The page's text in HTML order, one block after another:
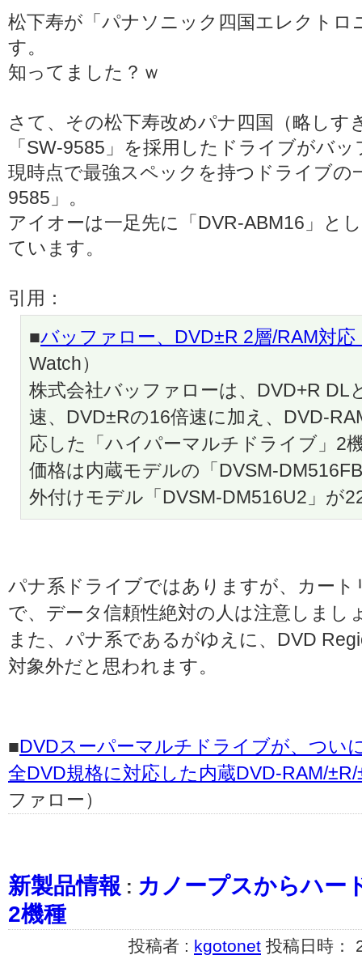
松下寿が「パナソニック四国エレクト
す。
知ってました？ｗ
さて、その松下寿改めパナ四国（略し
「SW-9585」を採用したドライブがバ
現時点で最強スペックを持つドライブの
9585」。
アイオーは一足先に「DVR-ABM16」と
ています。
引用：
■バッファロー、DVD±R 2層/RAM対
Watch）
株式会社バッファローは、DVD+R DL
速、DVD±Rの16倍速に加え、DVD-
応した「ハイパーマルチドライブ」2
価格は内蔵モデルの「DVSM-
外付けモデル「DVSM-DM516U2」が
パナ系ドライブではありますが、カー
で、データ信頼性絶対の人は注意しまし
また、パナ系であるがゆえに、DVD
対象外だと思われます。
■DVDスーパーマルチドライブが、つい
全DVD規格に対応した内蔵DVD-RAM/
ファロー）
新製品情報 : カノープスからハー
2機種
投稿者 : kgotonet 投稿日時：